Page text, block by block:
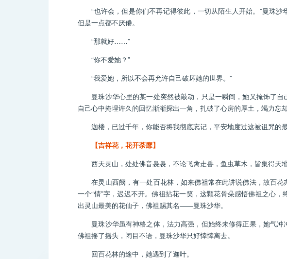
“也许会，但是你们不再记得彼此，一切从陌生人开始。”曼珠沙
但是一点都不厌倦。
“那就好……”
“你不爱她？”
“我爱她，所以不会再允许自己破坏她的世界。”
曼珠沙华心里的某一处突然被敲动，只是一瞬间，她又掩饰了自
自己心中掩埋许久的回忆渐渐探出一角，扎破了心房的厚土，竭力忘
迦楼，已过千年，你能否将我彻底忘记，平安地度过这被诅咒的
【吉祥花，花开荼靡】
西天灵山，处处佛音袅袅，不论飞禽走兽，鱼虫草木，皆集得天地
在灵山西阙，有一处百花林，如来佛祖常在此讲说佛法，故百花
一个“情”字，迟迟不开。佛祖拈花一笑，这颗花骨朵感悟佛祖之心
出灵山最美的花仙子，佛祖赐其名——曼珠沙华。
曼珠沙华虽有神格之体，法力高强，但始终未修得正果，她气冲
佛祖摇了摇头，闭目不语，曼珠沙华只好悻悻离去。
回百花林的途中，她遇到了迦叶。